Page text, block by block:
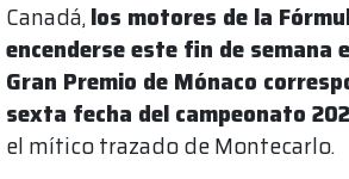
Canadá,los motores de la
encenderse este fin de semana
Gran Premio de Mónaco
sexta fecha del campeonato
el mítico trazado de Montecarlo.